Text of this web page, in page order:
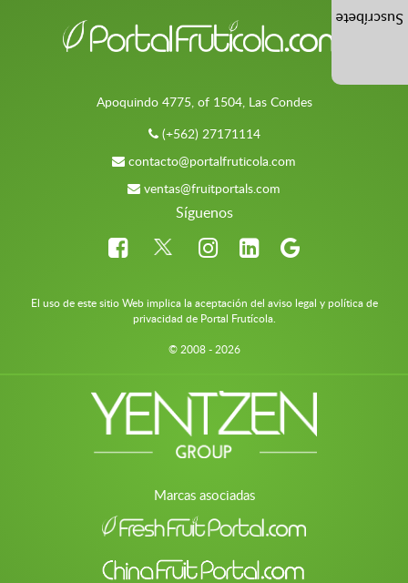
Apoquindo 4775, of 1504, Las Condes
(+562) 27171114
contacto@portalfruticola.com
ventas@fruitportals.com
Síguenos
El uso de este sitio Web implica la aceptación del aviso legal y política de
privacidad de Portal Frutícola.
© 2008 - 2026
Marcas asociadas
Suscríbete